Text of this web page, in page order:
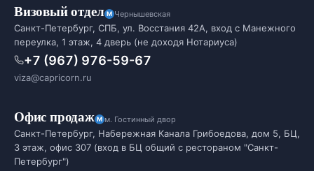
Визовый отдел Чернышевская
Санкт-Петербург, СПБ, ул. Восстания 42А, вход с Манежного
переулка, 1 этаж, 4 дверь (не доходя Нотариуса)
+7 (967) 976-59-67
viza@capricorn.ru
Офис продаж м. Гостинный двор
Санкт-Петербург, Набережная Канала Грибоедова, дом 5, БЦ,
3 этаж, офис 307 (вход в БЦ общий с рестораном "Санкт-
Петербург")